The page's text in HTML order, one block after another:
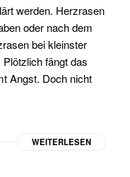
werden. Herzrasen
oder nach dem
bei kleinster
fängt das
Angst. Doch nicht
WEITERLESEN